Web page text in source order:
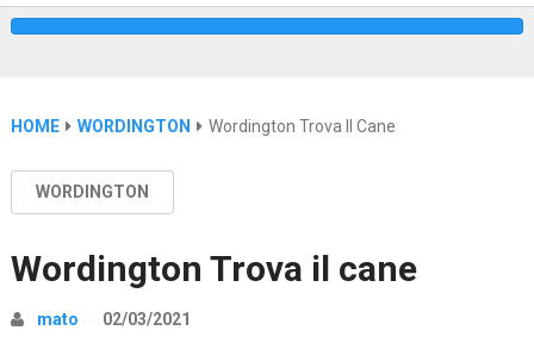
HOME WORDINGTON Wordington Trova Il Cane
WORDINGTON
Wordington Trova il cane
mato 02/03/2021